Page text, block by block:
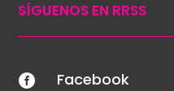
SÍGUENOS EN RRSS
 Facebook